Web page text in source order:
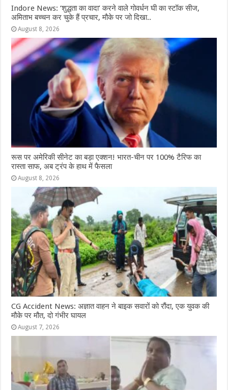
Indore News: ‘शुद्धता का वादा’ करने वाले गोवर्धन घी का स्टॉक सीज,
अमिताभ बच्चन कर चुके हैं प्रचार, मौके पर जो दिखा..
August 8, 2026
रूस पर अमेरिकी सीनेट का बड़ा एक्शन! भारत-चीन पर 100% टैरिफ का
रास्ता साफ, अब ट्रंप के हाथ में फैसला
August 8, 2026
CG Accident News: अज्ञात वाहन ने बाइक सवारों को रौंदा, एक युवक की
मौके पर मौत, दो गंभीर घायल
August 7, 2026